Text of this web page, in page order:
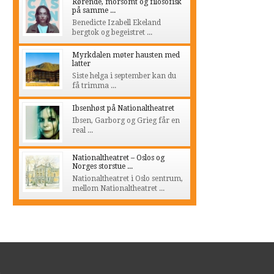
Rørende, morsomt og filosofisk
på samme ...
Benedicte Izabell Ekeland
bergtok og begeistret ...
Myrkdalen møter hausten med
latter
Siste helga i september kan du
få trimma ...
Ibsenhøst på Nationaltheatret
Ibsen, Garborg og Grieg får en
real ...
Nationaltheatret – Oslos og
Norges storstue ...
Nationaltheatret i Oslo sentrum,
mellom Nationaltheatret ...